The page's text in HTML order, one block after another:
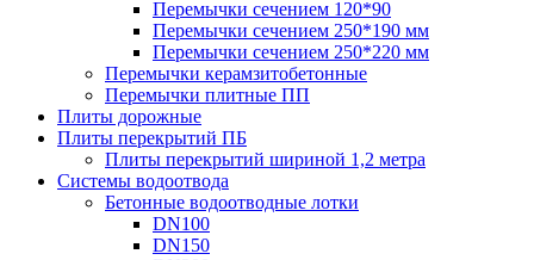
Перемычки сечением 120*90
Перемычки сечением 250*190 мм
Перемычки сечением 250*220 мм
Перемычки керамзитобетонные
Перемычки плитные ПП
Плиты дорожные
Плиты перекрытий ПБ
Плиты перекрытий шириной 1,2 метра
Системы водоотвода
Бетонные водоотводные лотки
DN100
DN150